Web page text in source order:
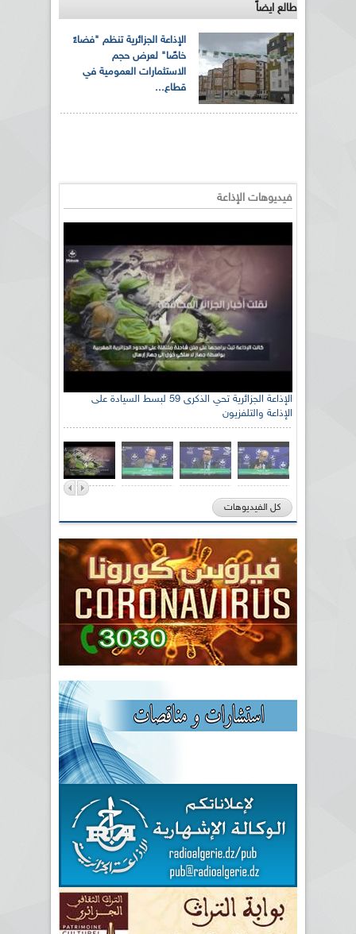
طالع ايضاً
الإذاعة الجزائرية تنظم "فضاءً
خاصًا" لعرض حجم
الاستثمارات العمومية في
قطاع...
فيديوهات الإذاعة
الإذاعة الجزائرية تحي الذكرى 59 لبسط السيادة على
الإذاعة والتلفزيون
كل الفيديوهات